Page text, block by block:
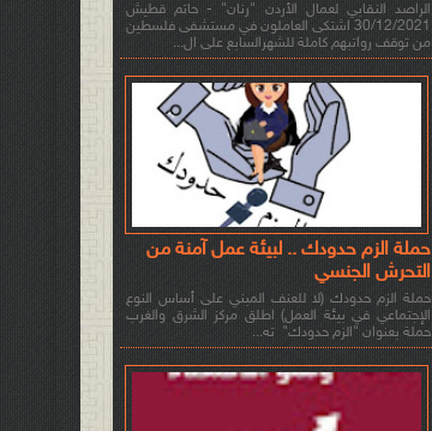
الراصد النقابي لعمال الأردن "رنان" - حاتم قطيش
30/12/2021 اشتكى العاملون في مستشفى فلسطين
من توقف رواتبهم كاملة للشهرالسابع على ال...
حملة الزم حدودك .. لبيئة عمل آمنة من
التحرش الجنسي
حملة الزم حدودك (لا للعنف المبني على أساس النوع
الإجتماعي في بيئة العمل) اطلق مركز الشرق والغرب
حملة بعنوان "الزم حدودك" ته...